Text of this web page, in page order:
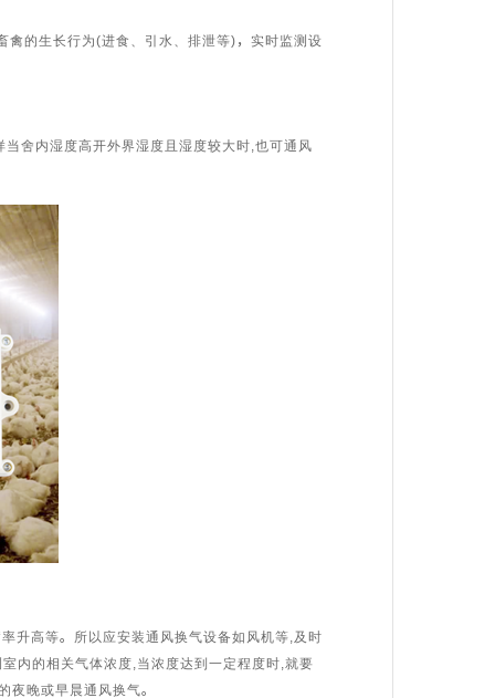
的生长行为(进食、引水、排泄等)，实时监测设
舍内湿度高开外界湿度且湿度较大时,也可通风
高等。所以应安装通风换气设备如风机等,及时
内的相关气体浓度,当浓度达到一定程度时,就要
夜晚或早晨通风换气。